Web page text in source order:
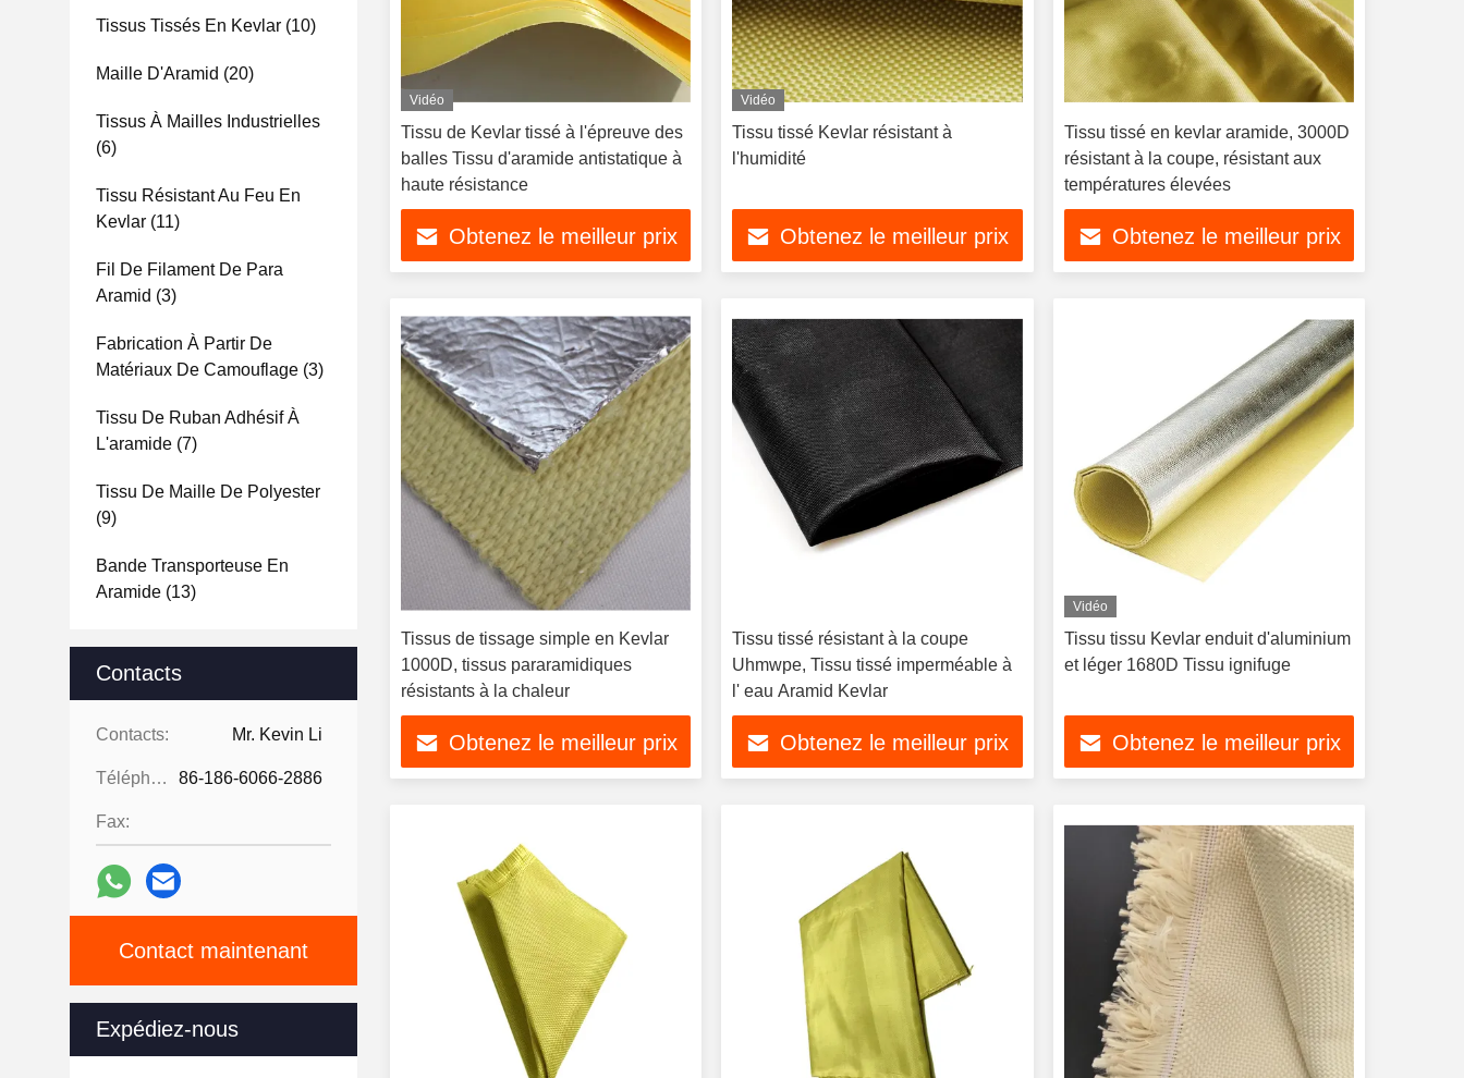
Tissus Tissés En Kevlar (10)
Maille D'Aramid (20)
Tissus À Mailles Industrielles
(6)
Tissu Résistant Au Feu En
Kevlar (11)
Fil De Filament De Para
Aramid (3)
Fabrication À Partir De
Matériaux De Camouflage (3)
Tissu De Ruban Adhésif À
L'aramide (7)
Tissu De Maille De Polyester
(9)
Bande Transporteuse En
Aramide (13)
Contacts
Contacts: Mr. Kevin Li
Téléphone: 86-186-6066-2886
Fax:
Contact maintenant
Expédiez-nous
Vidéo
Tissu de Kevlar tissé à l'épreuve des
balles Tissu d'aramide antistatique à
haute résistance
Obtenez le meilleur prix
Vidéo
Tissu tissé Kevlar résistant à
l'humidité
Obtenez le meilleur prix
Tissu tissé en kevlar aramide, 3000D
résistant à la coupe, résistant aux
températures élevées
Obtenez le meilleur prix
Tissus de tissage simple en Kevlar
1000D, tissus pararamidiques
résistants à la chaleur
Obtenez le meilleur prix
Tissu tissé résistant à la coupe
Uhmwpe, Tissu tissé imperméable à
l' eau Aramid Kevlar
Obtenez le meilleur prix
Vidéo
Tissu tissu Kevlar enduit d'aluminium
et léger 1680D Tissu ignifuge
Obtenez le meilleur prix